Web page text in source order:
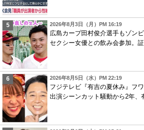
2026年8月3日（月）PM 16:19
広島カープ田村俊介選手もゾン
セクシー女優との飲み会参加。
2026年8月5日（水）PM 22:19
フジテレビ『有吉の夏休み』フ
出演シーンカット騒動から2年、